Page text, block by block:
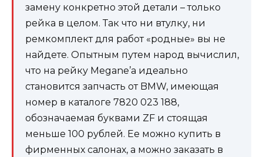
замену конкретно этой детали – только
рейка в целом. Так что ни втулку, ни
ремкомплект для работ «родные» вы не
найдете. Опытным путем народ вычислил,
что на рейку Megane’а идеально
становится запчасть от BMW, имеющая
номер в каталоге 7820 023 188,
обозначаемая буквами ZF и стоящая
меньше 100 рублей. Ее можно купить в
фирменных салонах, а можно заказать в